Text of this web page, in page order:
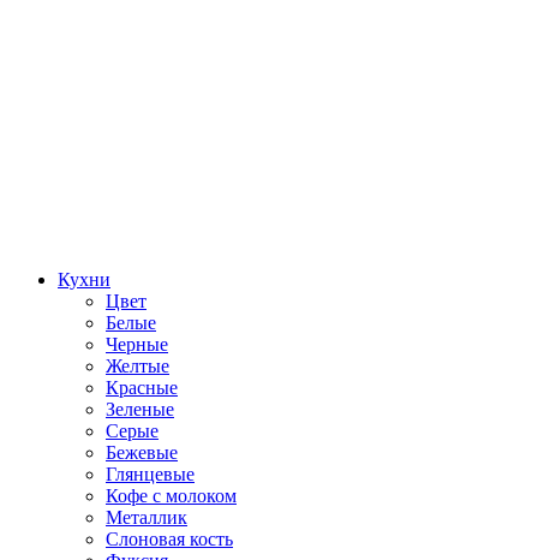
Кухни
Цвет
Белые
Черные
Желтые
Красные
Зеленые
Серые
Бежевые
Глянцевые
Кофе с молоком
Металлик
Слоновая кость